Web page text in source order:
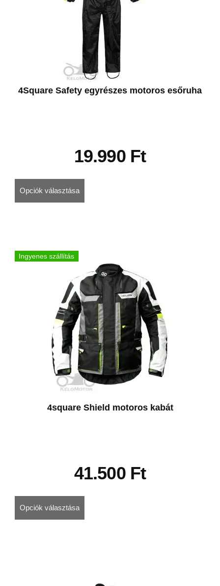
4Square Safety egyrészes motoros esőruha
19.990 Ft
Opciók választása
Ingyenes szállítás
4square Shield motoros kabát
41.500 Ft
Opciók választása